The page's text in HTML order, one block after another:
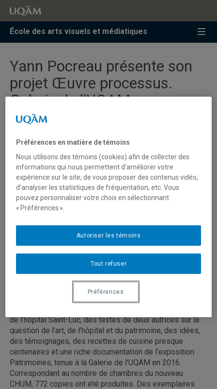
Accéder
recherche
Accéder
menu
pricipal
Accéder
zone
École des arts visuels et médiatiques
Yann Pocreau présente son
projet Œuvre processus.
Galerie de l'UQAM
Dans le cadre de la sérieL’art observe et de laJournée
internationale des musées, Yann Pocreau, artiste et
enseignant à l'ÉAVM fait la présentation du projet et du
livre Œuvre processus.
Galerie de l’UQAM
«Le livre contient les pensées de l’artiste, plus de 300
de l’hôpital Saint-Luc, des textes de deux autrices sur la
question de l’art, de l’hôpital et du patrimoine, des idées,
des témoignages, des recettes de cuisine presque
centenaires et une riche documentation de l’exposition
Patrimoines, tenue à la Galerie de l’UQAM en 2016.
Correspondant au nombre de chambres du nouveau
CHUM, 772 copies ont été produites. Des exemplaires
Préférences en matière de témoins
Nous utilisons des témoins (cookies) afin de collecter des
informations qui nous permettent d’améliorer votre
expérience sur le site, de vous proposer des contenus vidéo,
d’analyser les statistiques de fréquentation, etc. Vous
pouvez personnaliser votre choix en sélectionnant
« Préférences ».
Tout refuser
Autoriser les témoins
Préférences